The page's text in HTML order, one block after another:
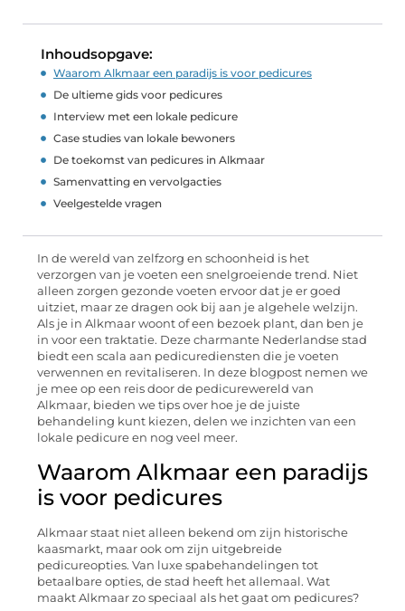
Inhoudsopgave:
Waarom Alkmaar een paradijs is voor pedicures
De ultieme gids voor pedicures
Interview met een lokale pedicure
Case studies van lokale bewoners
De toekomst van pedicures in Alkmaar
Samenvatting en vervolgacties
Veelgestelde vragen
In de wereld van zelfzorg en schoonheid is het
verzorgen van je voeten een snelgroeiende trend. Niet
alleen zorgen gezonde voeten ervoor dat je er goed
uitziet, maar ze dragen ook bij aan je algehele welzijn.
Als je in Alkmaar woont of een bezoek plant, dan ben je
in voor een traktatie. Deze charmante Nederlandse stad
biedt een scala aan pedicurediensten die je voeten
verwennen en revitaliseren. In deze blogpost nemen we
je mee op een reis door de pedicurewereld van
Alkmaar, bieden we tips over hoe je de juiste
behandeling kunt kiezen, delen we inzichten van een
lokale pedicure en nog veel meer.
Waarom Alkmaar een paradijs
is voor pedicures
Alkmaar staat niet alleen bekend om zijn historische
kaasmarkt, maar ook om zijn uitgebreide
pedicureopties. Van luxe spabehandelingen tot
betaalbare opties, de stad heeft het allemaal. Wat
maakt Alkmaar zo speciaal als het gaat om pedicures?